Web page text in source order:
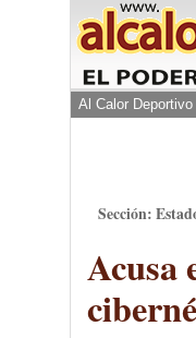
Al Calor Deportivo
Sección:
Acusa